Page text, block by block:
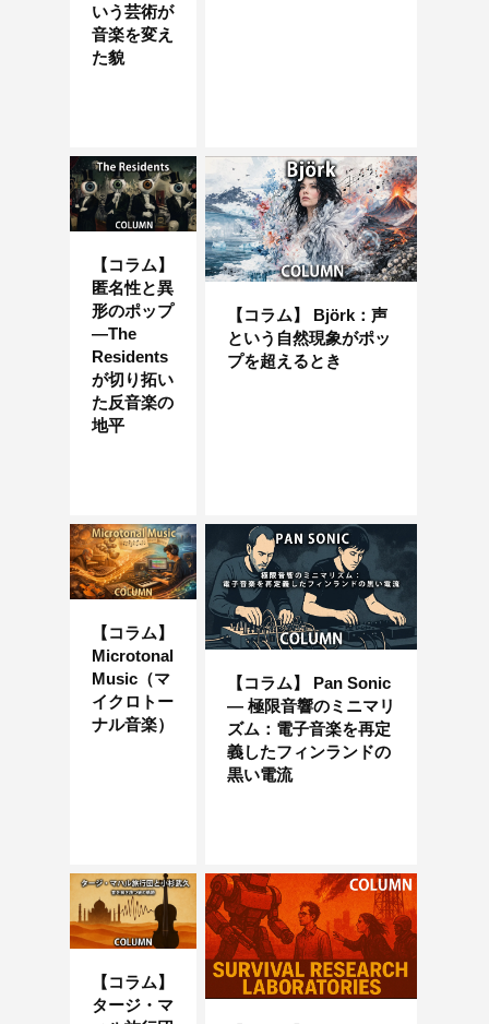
いう芸術が
音楽を変え
た貌
【コラム】
匿名性と異
形のポップ
—The
Residents
が切り拓い
た反音楽の
地平
【コラム】 Björk：声
という自然現象がポッ
プを超えるとき
【コラム】
Microtonal
Music（マ
イクロトー
ナル音楽）
【コラム】 Pan Sonic
― 極限音響のミニマリ
ズム：電子音楽を再定
義したフィンランドの
黒い電流
【コラム】
タージ・マ